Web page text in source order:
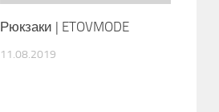
Рюкзаки | ETOVMODE
11.08.2019